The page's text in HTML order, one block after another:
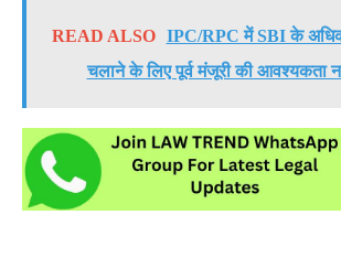
READ ALSO
IPC/RPC में SBI के
चलाने के लिए पूर्व मंजूरी की आवश्यकता